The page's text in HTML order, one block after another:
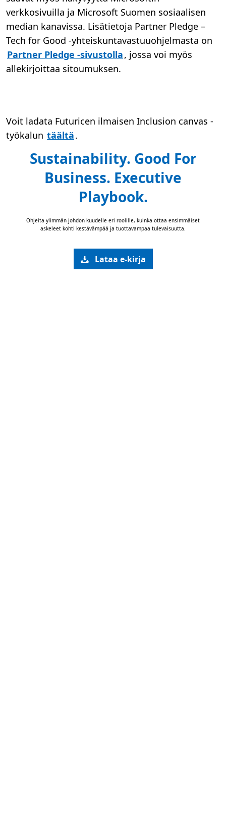
verkkosivuilla ja Microsoft Suomen sosiaalisen
median kanavissa. Lisätietoja Partner Pledge –
Tech for Good -yhteiskuntavastuuohjelmasta on
Partner Pledge -sivustolla, jossa voi myös
allekirjoittaa sitoumuksen.
Voit ladata Futuricen ilmaisen Inclusion canvas -
työkalun täältä.
Sustainability. Good For
Business. Executive
Playbook.
Ohjeita ylimmän johdon kuudelle eri roolille, kuinka ottaa ensimmäiset
askeleet kohti kestävämpää ja tuottavampaa tulevaisuutta.
Lataa e-kirja